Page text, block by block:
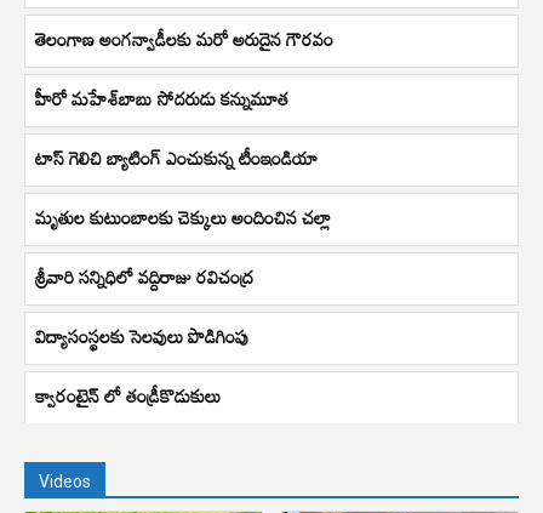
తెలంగాణ అంగన్వాడీలకు మరో అరుదైన గౌరవం
హీరో మహేశ్‌బాబు సోదరుడు కన్నుమూత
టాస్ గెలిచి బ్యాటింగ్ ఎంచుకున్న టీంఇండియా
మృతుల కుటుంబాలకు చెక్కులు అందించిన చల్లా
శ్రీవారి సన్నిధిలో వద్దిరాజు రవిచంద్ర
విద్యాసంస్థలకు సెలవులు పొడిగింపు
క్వారంటైన్ లో తండ్రీకొడుకులు
Videos